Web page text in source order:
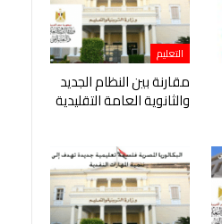
التعليم
مقارنة بين النظام الجديد
والثانوية العامة التقليدية